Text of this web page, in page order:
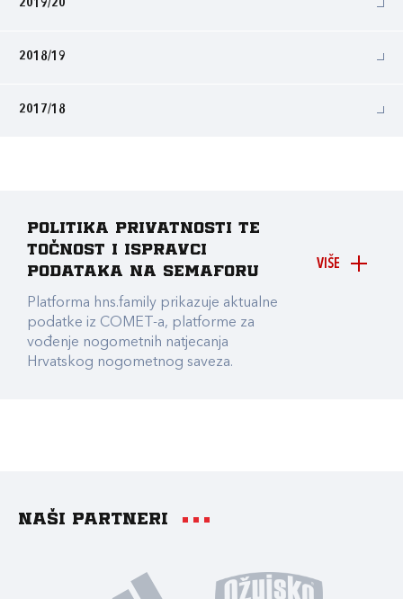
2019/20
2018/19
2017/18
VIŠE
Politika privatnosti te
točnost i ispravci
podataka na Semaforu
Platforma hns.family prikazuje aktualne
podatke iz COMET-a, platforme za
vođenje nogometnih natjecanja
Hrvatskog nogometnog saveza.
Naši partneri